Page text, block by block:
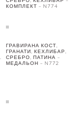
КОМПЛЕКТ – N774
ГРАВИРАНА КОСТ,
ГРАНАТИ, КЕХЛИБАР,
СРЕБРО, ПАТИНА –
МЕДАЛЬОН – N772